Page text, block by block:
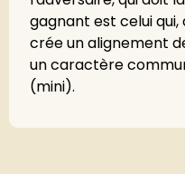
gagnant est celui
crée un alignement
un caractère
(mini).